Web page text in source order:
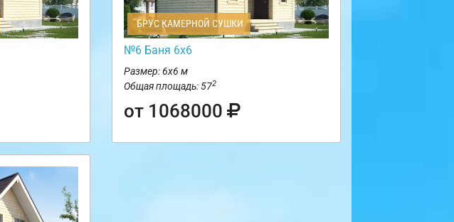
БРУС КАМЕРНОЙ СУШКИ
№6 Баня 6х6
Размер: 6х6 м
Общая площадь: 572
от 1068000